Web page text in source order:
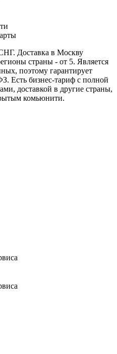
Доставка в Москву
страны - от 5. Является
поэтому гарантирует
Есть бизнес-тариф с полной
доставкой в другие страны,
комьюнити.